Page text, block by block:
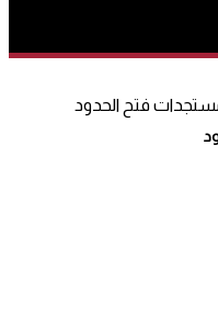
فتح الحدود